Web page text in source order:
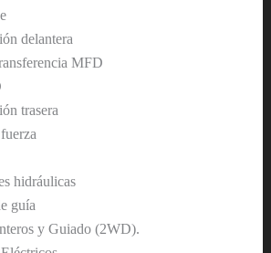
delantera
MFD
trasera
hidráulicas
guía
y Guiado (2WD).